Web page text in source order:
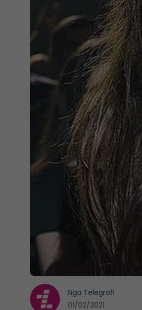
Nga Telegrafi
01/02/2021